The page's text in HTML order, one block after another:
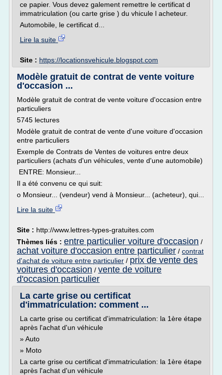
ce papier. Vous devez galement remettre le certificat d
immatriculation (ou carte grise ) du vhicule l acheteur.
Automobile, le certificat d...
Lire la suite
Site : https://locationsvehicule.blogspot.com
Modèle gratuit de contrat de vente voiture
d'occasion ...
Modèle gratuit de contrat de vente voiture d'occasion entre
particuliers
5745 lectures
Modèle gratuit de contrat de vente d'une voiture d'occasion
entre particuliers
Exemple de Contrats de Ventes de voitures entre deux
particuliers (achats d'un véhicules, vente d'une automobile)
ENTRE: Monsieur...
Il a été convenu ce qui suit:
o Monsieur... (vendeur) vend à Monsieur... (acheteur), qui...
Lire la suite
Site : http://www.lettres-types-gratuites.com
Thèmes liés : entre particulier voiture d'occasion /
achat voiture d'occasion entre particulier / contrat
d'achat de voiture entre particulier / prix de vente des
voitures d'occasion / vente de voiture
d'occasion particulier
La carte grise ou certificat
d'immatriculation: comment ...
La carte grise ou certificat d'immatriculation: la 1ère étape
après l'achat d'un véhicule
» Auto
» Moto
La carte grise ou certificat d'immatriculation: la 1ère étape
après l'achat d'un véhicule